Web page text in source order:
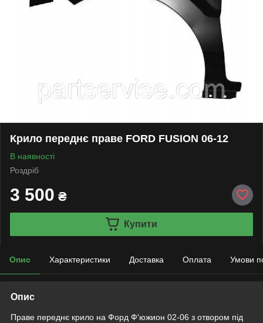
Крило переднє праве FORD FUSION 06-12
В наявності
Роздріб
3 500 ₴
Купити
Опис Характеристики Доставка Оплата Умови
Опис
Праве переднє крило на Форд Ф'южион 02-06 з отвором під